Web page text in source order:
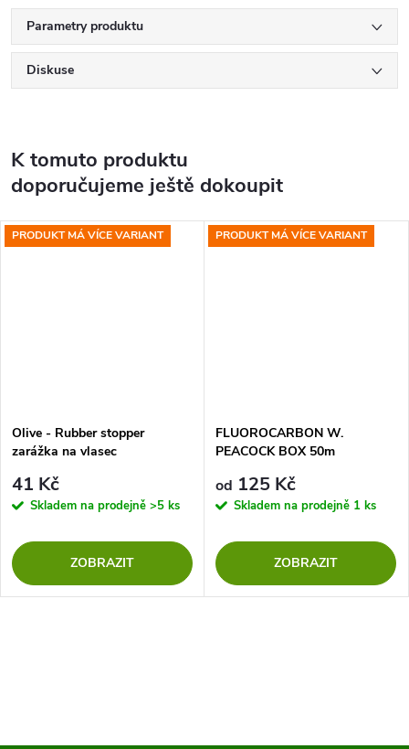
Parametry produktu
Diskuse
K tomuto produktu
doporučujeme ještě dokoupit
PRODUKT MÁ VÍCE VARIANT
Olive - Rubber stopper
zarážka na vlasec
41 Kč
Skladem na prodejně >5 ks
ZOBRAZIT
PRODUKT MÁ VÍCE VARIANT
FLUOROCARBON W.
PEACOCK BOX 50m
od 125 Kč
Skladem na prodejně 1 ks
ZOBRAZIT